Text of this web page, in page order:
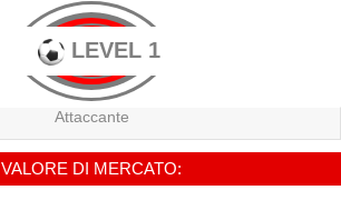
LEVEL 1
Attaccante
VALORE DI MERCATO: